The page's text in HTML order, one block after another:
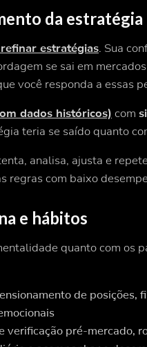
da estratégia
estratégias. Sua
se sai em
você responda a essas
dados históricos) com
teria se saído quanto
analisa, ajusta e
regras com baixo
e hábitos
quanto com os
de posições,
pré-mercado,